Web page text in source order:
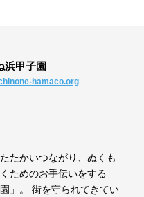
浜甲子園
hamaco.org
たかいつながり、ぬくも
ためのお手伝いをする
」。 街を守られてきてい